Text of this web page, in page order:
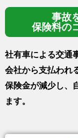
事故
保険料の
社有車による交通
会社から支払われ
保険金が減少し、
ます。